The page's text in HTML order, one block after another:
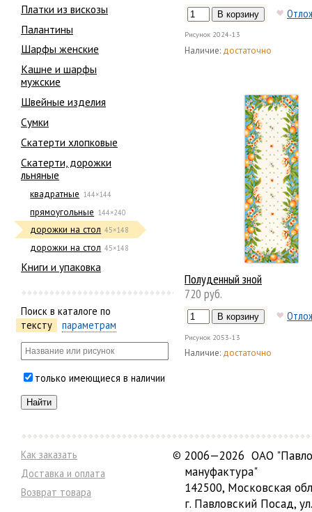
Платки из вискозы
Палантины
Шарфы женские
Кашне и шарфы
мужские
Швейные изделия
Сумки
Скатерти хлопковые
Скатерти, дорожки
льняные
квадратные 144×144
прямоугольные 144×240
дорожки на стол 45×148
дорожки на стол 45×148
Книги и упаковка
Поиск в каталоге по
тексту
параметрам
только имеющиеся в наличии
Рисунок 2024-13
Наличие: достаточно
Полуденный зной
720 руб.
Рисунок 2053-13
Наличие: достаточно
Как заказать
Доставка и оплата
Возврат товара
© 2006—2026 ОАО
мануфактура"
142500, Московская
г. Павловский Посад,